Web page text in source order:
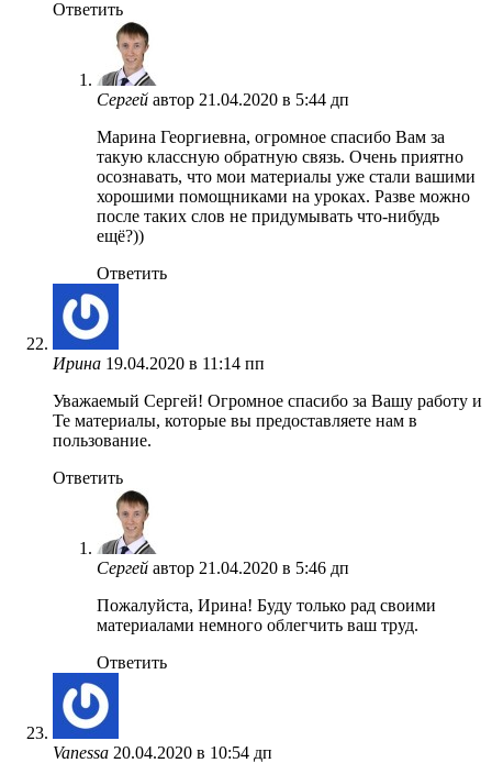
Ответить
Сергей автор 21.04.2020 в 5:44 дп
Марина Георгиевна, огромное спасибо Вам за
такую классную обратную связь. Очень приятно
осознавать, что мои материалы уже стали вашими
хорошими помощниками на уроках. Разве можно
после таких слов не придумывать что-нибудь
ещё?))
Ответить
Ирина 19.04.2020 в 11:14 пп
Уважаемый Сергей! Огромное спасибо за Вашу работу и
Те материалы, которые вы предоставляете нам в
пользование.
Ответить
Сергей автор 21.04.2020 в 5:46 дп
Пожалуйста, Ирина! Буду только рад своими
материалами немного облегчить ваш труд.
Ответить
Vanessa 20.04.2020 в 10:54 дп